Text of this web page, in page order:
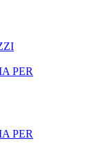
PER
PER